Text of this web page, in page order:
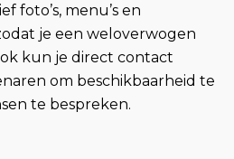
foto’s, menu’s en
je een weloverwogen
kun je direct contact
om beschikbaarheid te
te bespreken.